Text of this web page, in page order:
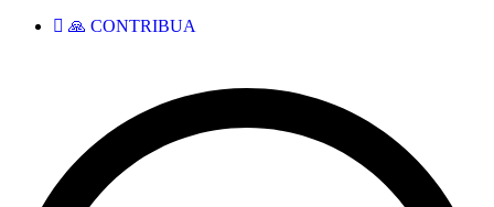
🙏 CONTRIBUA